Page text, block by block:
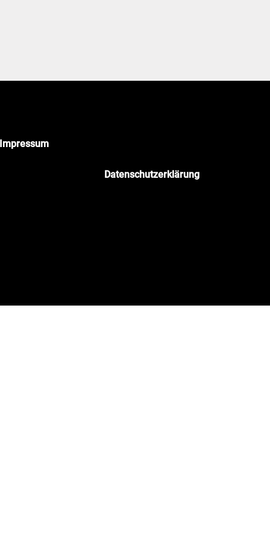
Business-Fotografie
Impressum
Datenschutzerklärung